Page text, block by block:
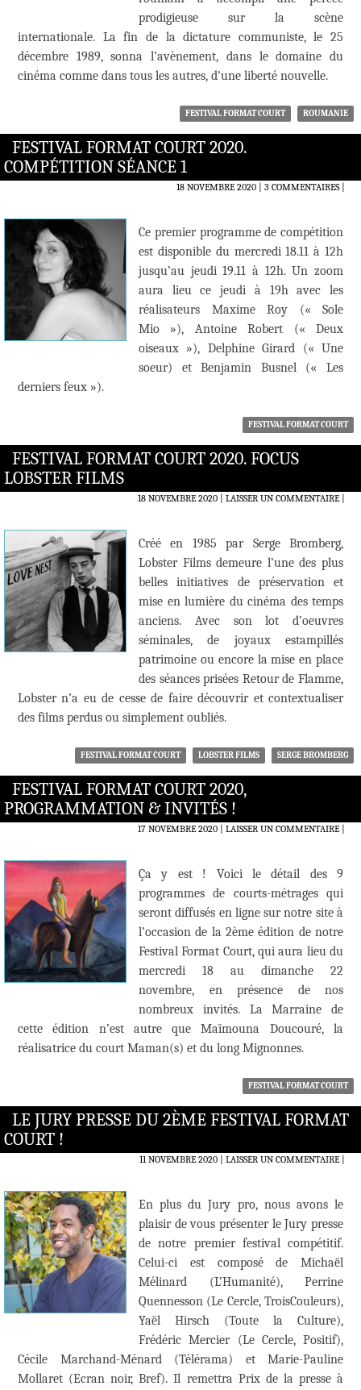
prodigieuse sur la scène
internationale. La fin de la dictature communiste, le 25
décembre 1989, sonna l’avènement, dans le domaine du
cinéma comme dans tous les autres, d’une liberté nouvelle.
FESTIVAL FORMAT COURT ROUMANIE
FESTIVAL FORMAT COURT 2020.
COMPÉTITION SÉANCE 1
18 NOVEMBRE 2020 3 COMMENTAIRES|
Ce premier programme de compétition
est disponible du mercredi 18.11 à 12h
jusqu’au jeudi 19.11 à 12h. Un zoom
aura lieu ce jeudi à 19h avec les
réalisateurs Maxime Roy (« Sole
Mio »), Antoine Robert (« Deux
oiseaux »), Delphine Girard (« Une
soeur) et Benjamin Busnel (« Les
derniers feux »).
FESTIVAL FORMAT COURT
FESTIVAL FORMAT COURT 2020. FOCUS
LOBSTER FILMS
18 NOVEMBRE 2020 LAISSER UN COMMENTAIRE|
Créé en 1985 par Serge Bromberg,
Lobster Films demeure l’une des plus
belles initiatives de préservation et
mise en lumière du cinéma des temps
anciens. Avec son lot d’oeuvres
séminales, de joyaux estampillés
patrimoine ou encore la mise en place
des séances prisées Retour de Flamme,
Lobster n’a eu de cesse de faire découvrir et contextualiser
des films perdus ou simplement oubliés.
FESTIVAL FORMAT COURT LOBSTER FILMS SERGE BROMBERG
FESTIVAL FORMAT COURT 2020,
PROGRAMMATION & INVITÉS !
17 NOVEMBRE 2020 LAISSER UN COMMENTAIRE|
Ça y est ! Voici le détail des 9
programmes de courts-métrages qui
seront diffusés en ligne sur notre site à
l’occasion de la 2ème édition de notre
Festival Format Court, qui aura lieu du
mercredi 18 au dimanche 22
novembre, en présence de nos
nombreux invités. La Marraine de
cette édition n’est autre que Maïmouna Doucouré, la
réalisatrice du court Maman(s) et du long Mignonnes.
FESTIVAL FORMAT COURT
LE JURY PRESSE DU 2ÈME FESTIVAL FORMAT
COURT !
11 NOVEMBRE 2020 LAISSER UN COMMENTAIRE|
En plus du Jury pro, nous avons le
plaisir de vous présenter le Jury presse
de notre premier festival compétitif.
Celui-ci est composé de Michaël
Mélinard (L’Humanité), Perrine
Quennesson (Le Cercle, TroisCouleurs),
Yaël Hirsch (Toute la Culture),
Frédéric Mercier (Le Cercle, Positif),
Cécile Marchand-Ménard (Télérama) et Marie-Pauline
Mollaret (Ecran noir, Bref). Il remettra Prix de la presse à